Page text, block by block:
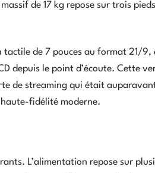
de 17 kg repose sur trois
tactile de 7 pouces au format 21/
depuis le point d’écoute. Cette
de streaming qui était
fidélité moderne.
L’alimentation repose sur